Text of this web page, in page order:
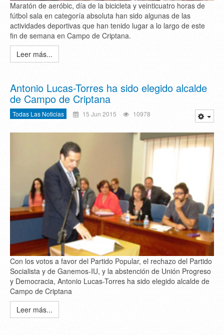
Maratón de aeróbic, día de la bicicleta y veinticuatro horas de
fútbol sala en categoría absoluta han sido algunas de las
actividades deportivas que han tenido lugar a lo largo de este
fin de semana en Campo de Criptana.
Leer más...
Antonio Lucas-Torres ha sido elegido alcalde
de Campo de Criptana
Todas Las Noticias 15 Jun 2015 10978
Con los votos a favor del Partido Popular, el rechazo del Partido
Socialista y de Ganemos-IU, y la abstención de Unión Progreso
y Democracia, Antonio Lucas-Torres ha sido elegido alcalde de
Campo de Criptana
Leer más...